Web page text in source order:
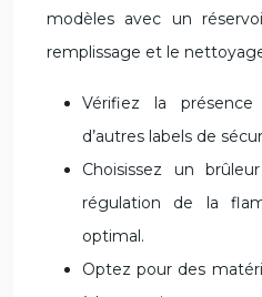
modèles avec un
remplissage et le
Vérifiez la
d’autres labels de
Choisissez un
régulation de la
optimal.
Optez pour des